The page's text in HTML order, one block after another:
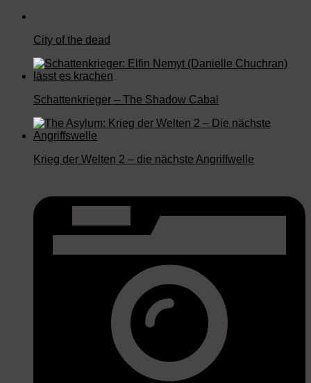
City of the dead
Schattenkrieger – The Shadow Cabal
Krieg der Welten 2 – die nächste Angriffwelle